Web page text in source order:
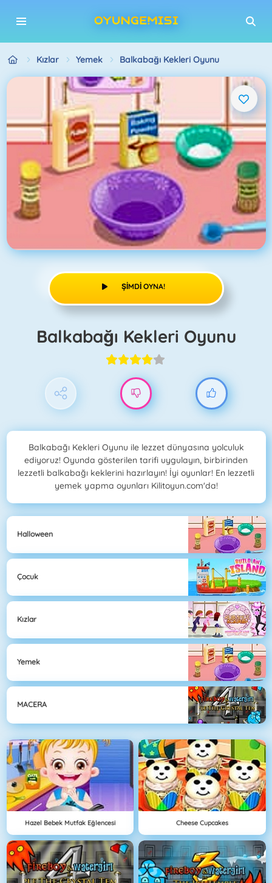
Kızlar Yemek Balkabağı Kekleri Oyunu
ŞIMDI OYNA!
Balkabağı Kekleri Oyunu
Balkabağı Kekleri Oyunu ile lezzet dünyasına yolculuk
ediyoruz! Oyunda gösterilen tarifi uygulayın, birbirinden
lezzetli balkabağı keklerini hazırlayın! İyi oyunlar! En lezzetli
yemek yapma oyunları Kilitoyun.com'da!
Halloween
Çocuk
Kızlar
Yemek
MACERA
Hazel Bebek Mutfak Eğlencesi Cheese Cupcakes